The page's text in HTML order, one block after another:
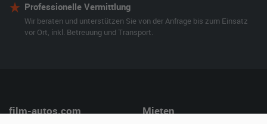
Professionelle Vermittlung
Wir beraten und unterstützen Sie von der Anfrage bis zum Einsatz
vor Ort, inkl. Betreuung und Transport.
film-autos.com Mieten